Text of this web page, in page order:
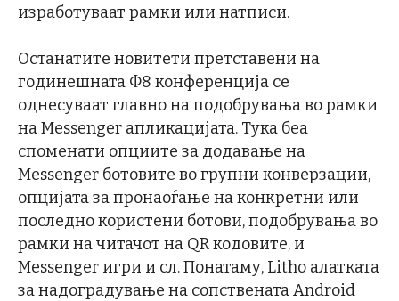
изработуваат рамки или натписи.
Останатите новитети претставени на
годинешната Ф8 конференција се
однесуваат главно на подобрувања во рамки
на Messenger апликацијата. Тука беа
споменати опциите за додавање на
Messenger ботовите во групни конверзации,
опцијата за пронаоѓање на конкретни или
последно користени ботови, подобрувања во
рамки на читачот на QR кодовите, и
Messenger игри и сл. Понатаму, Litho алатката
за надоградување на сопствената Android